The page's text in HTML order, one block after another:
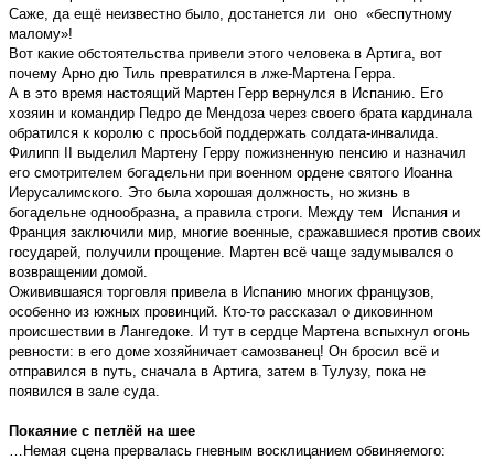
Саже, да ещё неизвестно было, достанется ли оно «беспутному
малому»!
Вот какие обстоятельства привели этого человека в Артига, вот
почему Арно дю Тиль превратился в лже-Мартена Герра.
А в это время настоящий Мартен Герр вернулся в Испанию. Его
хозяин и командир Педро де Мендоза через своего брата кардинала
обратился к королю с просьбой поддержать солдата-инвалида.
Филипп II выделил Мартену Герру пожизненную пенсию и назначил
его смотрителем богадельни при военном ордене святого Иоанна
Иерусалимского. Это была хорошая должность, но жизнь в
богадельне однообразна, а правила строги. Между тем Испания и
Франция заключили мир, многие военные, сражавшиеся против своих
государей, получили прощение. Мартен всё чаще задумывался о
возвращении домой.
Оживившаяся торговля привела в Испанию многих французов,
особенно из южных провинций. Кто-то рассказал о диковинном
происшествии в Лангедоке. И тут в сердце Мартена вспыхнул огонь
ревности: в его доме хозяйничает самозванец! Он бросил всё и
отправился в путь, сначала в Артига, затем в Тулузу, пока не
появился в зале суда.
Покаяние с петлёй на шее
…Немая сцена прервалась гневным восклицанием обвиняемого: